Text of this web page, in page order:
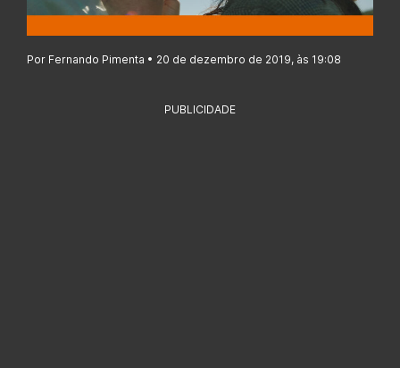
Por Fernando Pimenta • 20 de dezembro de 2019, às 19:08
PUBLICIDADE